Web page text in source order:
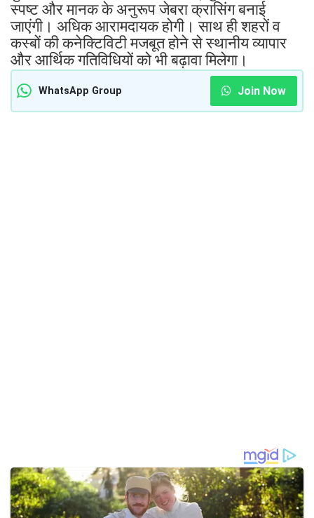
स्पष्ट और मानक के अनुरूप जेबरा क्रासिंग बनाई
जाएंगी। अधिक आरामदायक होगी। साथ ही शहरों व
कस्बों की कनेक्टिविटी मजबूत होने से स्थानीय व्यापार
और आर्थिक गतिविधियों को भी बढ़ावा मिलेगा।
WhatsApp Group Join Now